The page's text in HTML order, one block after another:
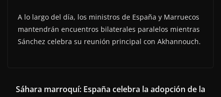
A lo largo del día, los ministros de España y Marruecos
mantendrán encuentros bilaterales paralelos mientras
Sánchez celebra su reunión principal con Akhannouch.
Sáhara marroquí: España celebra la adopción de la